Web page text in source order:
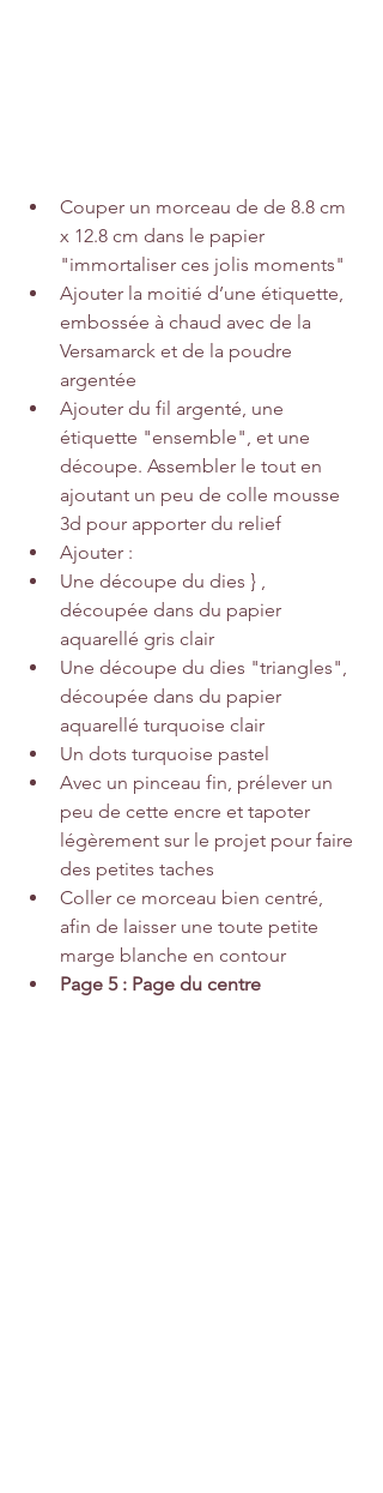
Couper un morceau de de 8.8 cm
x 12.8 cm dans le papier
"immortaliser ces jolis moments"
Ajouter la moitié d’une étiquette,
embossée à chaud avec de la
Versamarck et de la poudre
argentée
Ajouter du fil argenté, une
étiquette "ensemble", et une
découpe. Assembler le tout en
ajoutant un peu de colle mousse
3d pour apporter du relief
Ajouter :
Une découpe du dies } ,
découpée dans du papier
aquarellé gris clair
Une découpe du dies "triangles",
découpée dans du papier
aquarellé turquoise clair
Un dots turquoise pastel
Avec un pinceau fin, prélever un
peu de cette encre et tapoter
légèrement sur le projet pour faire
des petites taches
Coller ce morceau bien centré,
afin de laisser une toute petite
marge blanche en contour
Page 5 : Page du centre